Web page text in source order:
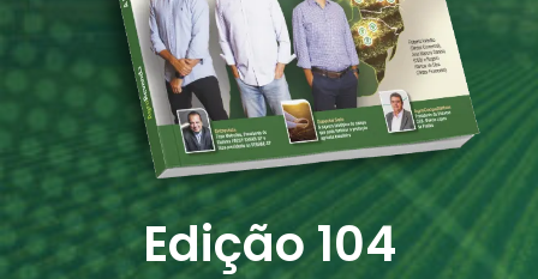
Edição 104